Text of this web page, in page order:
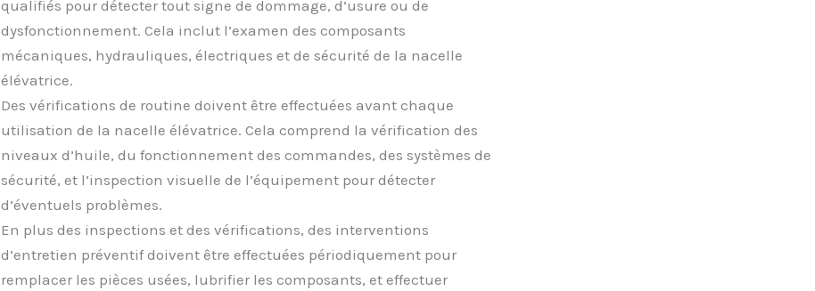
qualifiés pour détecter tout signe de dommage, d’usure ou de
dysfonctionnement. Cela inclut l’examen des composants
mécaniques, hydrauliques, électriques et de sécurité de la nacelle
élévatrice.
Des vérifications de routine doivent être effectuées avant chaque
utilisation de la nacelle élévatrice. Cela comprend la vérification des
niveaux d’huile, du fonctionnement des commandes, des systèmes de
sécurité, et l’inspection visuelle de l’équipement pour détecter
d’éventuels problèmes.
En plus des inspections et des vérifications, des interventions
d’entretien préventif doivent être effectuées périodiquement pour
remplacer les pièces usées, lubrifier les composants, et effectuer